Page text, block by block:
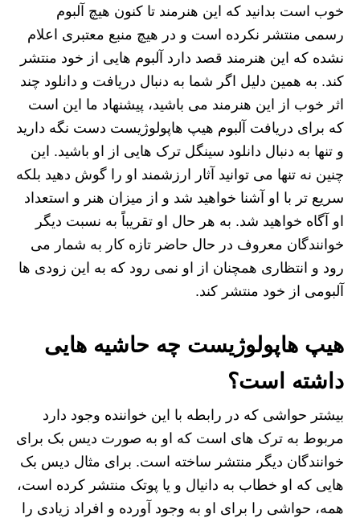
خوب است بدانید که این هنرمند تا کنون هیچ آلبوم
رسمی منتشر نکرده است و در هیچ منبع معتبری اعلام
نشده که این هنرمند قصد دارد آلبوم هایی از خود منتشر
کند. به همین دلیل اگر شما به دنبال دریافت و دانلود چند
اثر خوب از این هنرمند می باشید، پیشنهاد ما این است
که برای دریافت آلبوم هیپ هاپولوژیست دست نگه دارید
و تنها به دنبال دانلود سینگل ترک هایی از او باشید. این
چنین نه تنها می توانید آثار ارزشمند او را گوش دهید بلکه
سریع تر با او آشنا خواهید شد و از میزان هنر و استعداد
او آگاه خواهید شد. به هر حال او تقریباً به نسبت دیگر
خوانندگان معروف در حال حاضر تازه کار به شمار می‌
رود و انتظاری همچنان از او نمی‌ رود که به این زودی‌ ها
آلبومی از خود منتشر کند.
هیپ هاپولوژیست چه حاشیه هایی
داشته است؟
بیشتر حواشی که در رابطه با این خواننده وجود دارد
مربوط به ترک های است که او به صورت دیس بک برای
خوانندگان دیگر منتشر ساخته است. برای مثال دیس بک
هایی که او خطاب به دانیال و یا پوتک منتشر کرده است،
همه، حواشی را برای او به وجود آورده و افراد زیادی را